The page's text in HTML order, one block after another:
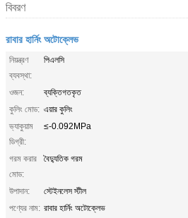
বিবরণ
রাবার হার্নিং অটোক্লেভ
নিয়ন্ত্রণ
ব্যবস্থা:
পিএলসি
ওজন:
ব্যক্তিগতকৃত
কুলিং মোড: এয়ার কুলিং
ভ্যাকুয়াম
ডিগ্রী:
≤-0.092MPa
গরম করার
মোড:
বৈদ্যুতিক গরম
উপাদান:
স্টেইনলেস স্টীল
পণ্যের নাম: রাবার হার্নিং অটোক্লেভ